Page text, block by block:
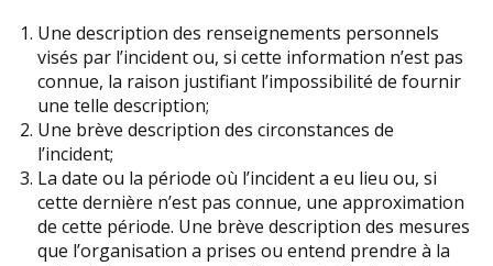
Une description des renseignements personnels
visés par l’incident ou, si cette information n’est pas
connue, la raison justifiant l’impossibilité de fournir
une telle description;
Une brève description des circonstances de
l’incident;
La date ou la période où l’incident a eu lieu ou, si
cette dernière n’est pas connue, une approximation
de cette période. Une brève description des mesures
que l’organisation a prises ou entend prendre à la